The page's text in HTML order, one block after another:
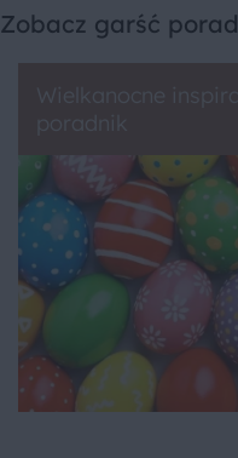
Zobacz garść
Wielkanocne
poradnik